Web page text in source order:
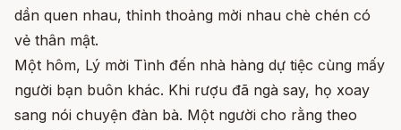
dần quen nhau, thỉnh thoảng mời nhau chè chén có
vẻ thân mật.
Một hôm, Lý mời Tình đến nhà hàng dự tiệc cùng mấy
người bạn buôn khác. Khi rượu đã ngà say, họ xoay
sang nói chuyện đàn bà. Một người cho rằng theo